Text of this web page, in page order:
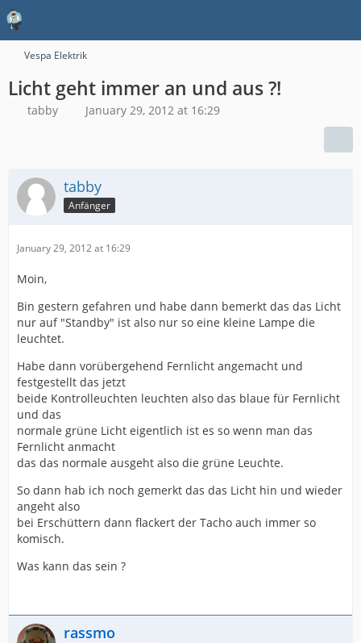
Vespa Elektrik
Licht geht immer an und aus ?!
tabby January 29, 2012 at 16:29
tabby
Anfänger
January 29, 2012 at 16:29
Moin,
Bin gestern gefahren und habe dann bemerkt das das Licht
nur auf "Standby" ist also nur so eine kleine Lampe die
leuchtet.
Habe dann vorübergehend Fernlicht angemacht und
festgestellt das jetzt
beide Kontrolleuchten leuchten also das blaue für Fernlicht
und das
normale grüne Licht eigentlich ist es so wenn man das
Fernlicht anmacht
das das normale ausgeht also die grüne Leuchte.
So dann hab ich noch gemerkt das das Licht hin und wieder
angeht also
bei Erschüttern dann flackert der Tacho auch immer so
komisch.
Was kann das sein ?
rassmo